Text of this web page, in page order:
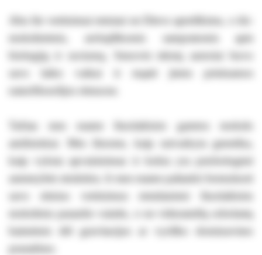
Abu šie vertinimai remiasi ne Dievo apreiškimu, o iki-
mokslinėmis, archajiškomis sampratomis apie
biologiją ir sociumą. Senovės tekstų autoriai buvo
savo laiko vaikai ir mąstė jiems prieinamos
naturfilosofijos rėmuose.
Tačiau mes esame šiuolaikinio gamtos mokslo
amžininkai. Mes žinome, kaip sutvarkyta genetika,
kaip vyksta apvaisinimas ir kokia yra psichologinė
asmenybės struktūra. Ir mes esame pašaukti formuluoti
savo etinius vertinimus remdamiesi šiuolaikiniu
moksliniu pasaulio vaizdu, o ne viduramžių scholastų
baimėmis dėl gravitacijos ar vyriško dominavimo
praradimo.